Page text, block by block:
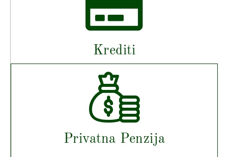
Krediti
Privatna Penzija